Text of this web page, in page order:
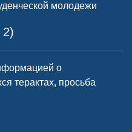
молодежи
2)
о
терактах, просьба